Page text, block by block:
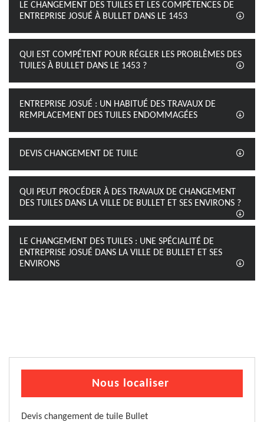
LE CHANGEMENT DES TUILES ET LES COMPÉTENCES DE
ENTREPRISE JOSUÉ À BULLET DANS LE 1453
QUI EST COMPÉTENT POUR RÉGLER LES PROBLÈMES DES
TUILES À BULLET DANS LE 1453 ?
ENTREPRISE JOSUÉ : UN HABITUÉ DES TRAVAUX DE
REMPLACEMENT DES TUILES ENDOMMAGÉES
DEVIS CHANGEMENT DE TUILE
QUI PEUT PROCÉDER À DES TRAVAUX DE CHANGEMENT
DES TUILES DANS LA VILLE DE BULLET ET SES ENVIRONS ?
LE CHANGEMENT DES TUILES : UNE SPÉCIALITÉ DE
ENTREPRISE JOSUÉ DANS LA VILLE DE BULLET ET SES
ENVIRONS
Nous localiser
Devis changement de tuile Bullet